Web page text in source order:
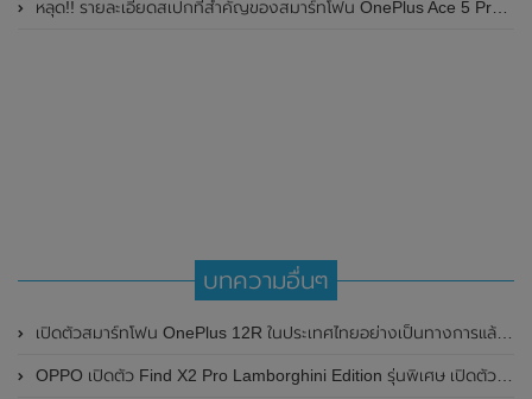
หลุด!! รายละเอียดสเปกที่สำคัญของสมาร์ทโฟน OnePlus Ace 5 Pro คาดเปิดตัวในเดือนพฤศจิกายน 2024 นี้
บทความอื่นๆ
เปิดตัวสมาร์ทโฟน OnePlus 12R ในประเทศไทยอย่างเป็นทางการแล้ว ในราคา 26,999 บาท
OPPO เปิดตัว Find X2 Pro Lamborghini Edition รุ่นพิเศษ เปิดตัวพร้อมดีไซน์หรูหราราคาน่าจับจอง